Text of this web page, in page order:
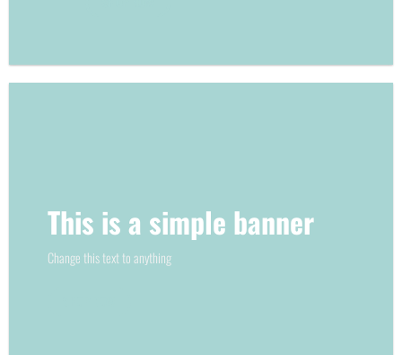
This is a simple banner
Change this text to anything